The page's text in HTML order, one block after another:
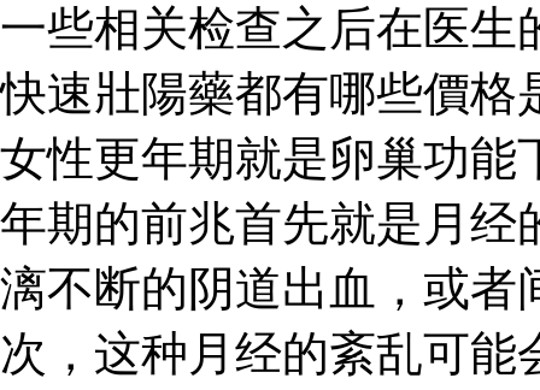
一些相关检查之后在医生
快速壯陽藥都有哪些價格
女性更年期就是卵巢功能
年期的前兆首先就是月经
漓不断的阴道出血，或者
次，这种月经的紊乱可